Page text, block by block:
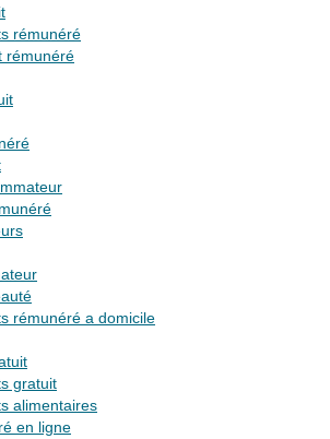
rémunéré
rémunéré
rémunéré a domicile
gratuit
alimentaires
en ligne